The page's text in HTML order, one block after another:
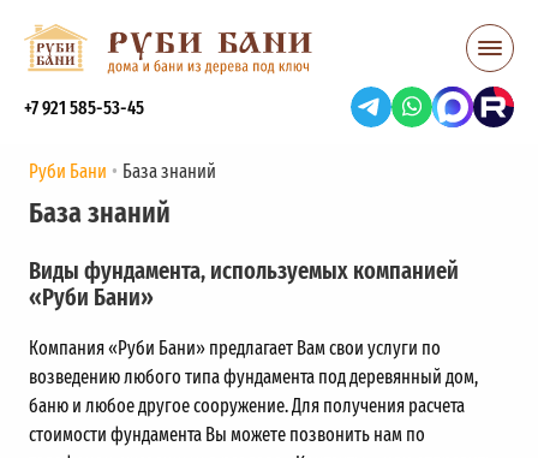
+7 921 585-53-45
Руби Бани База знаний
База знаний
Виды фундамента, используемых компанией
«Руби Бани»
Компания «Руби Бани» предлагает Вам свои услуги по
возведению любого типа фундамента под деревянный дом,
баню и любое другое сооружение. Для получения расчета
стоимости фундамента Вы можете позвонить нам по